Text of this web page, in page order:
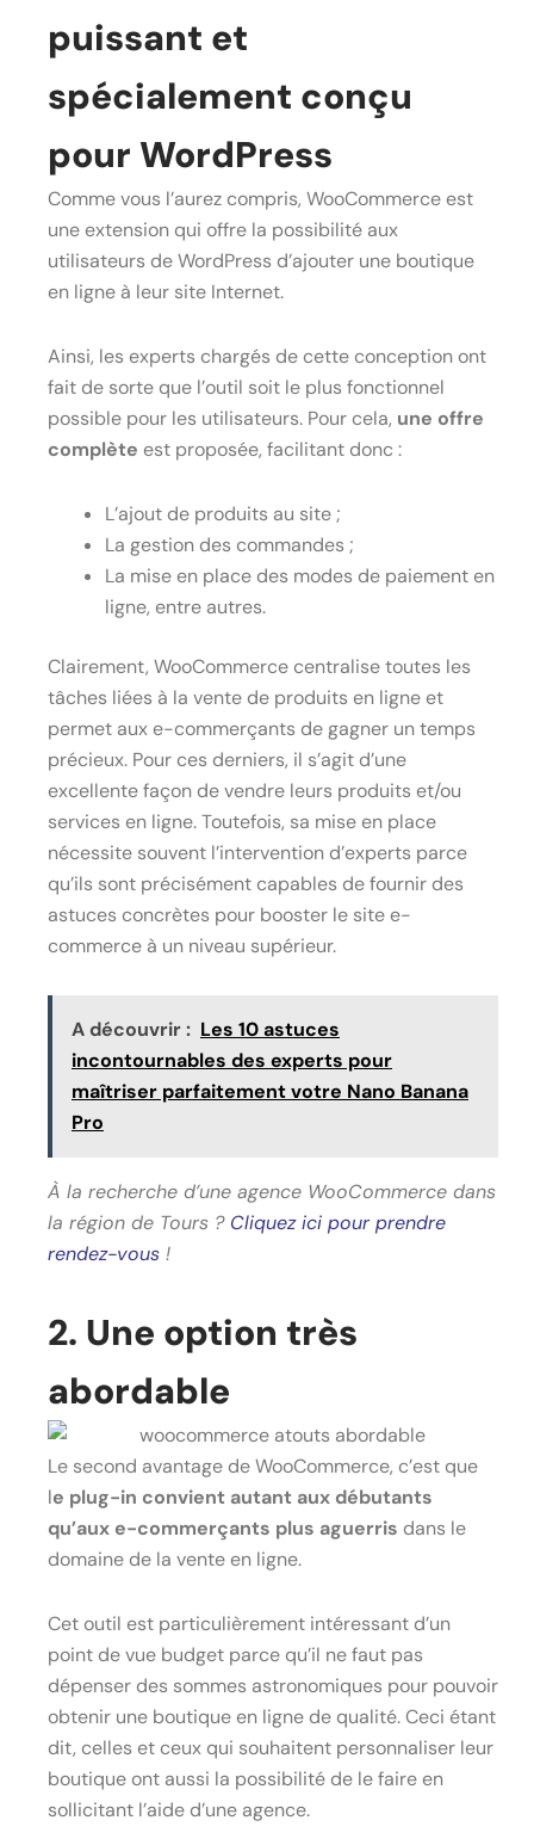
puissant et
spécialement conçu
pour WordPress
Comme vous l’aurez compris, WooCommerce est
une extension qui offre la possibilité aux
utilisateurs de WordPress d’ajouter une boutique
en ligne à leur site Internet.
Ainsi, les experts chargés de cette conception ont
fait de sorte que l’outil soit le plus fonctionnel
possible pour les utilisateurs. Pour cela, une offre
complète est proposée, facilitant donc :
L’ajout de produits au site ;
La gestion des commandes ;
La mise en place des modes de paiement en
ligne, entre autres.
Clairement, WooCommerce centralise toutes les
tâches liées à la vente de produits en ligne et
permet aux e-commerçants de gagner un temps
précieux. Pour ces derniers, il s’agit d’une
excellente façon de vendre leurs produits et/ou
services en ligne. Toutefois, sa mise en place
nécessite souvent l’intervention d’experts parce
qu’ils sont précisément capables de fournir des
astuces concrètes pour booster le site e-
commerce à un niveau supérieur.
A découvrir : Les 10 astuces
incontournables des experts pour
maîtriser parfaitement votre Nano Banana
Pro
À la recherche d’une agence WooCommerce dans
la région de Tours ? Cliquez ici pour prendre
rendez-vous !
2. Une option très
abordable
Le second avantage de WooCommerce, c’est que
le plug-in convient autant aux débutants
qu’aux e-commerçants plus aguerris dans le
domaine de la vente en ligne.
Cet outil est particulièrement intéressant d’un
point de vue budget parce qu’il ne faut pas
dépenser des sommes astronomiques pour pouvoir
obtenir une boutique en ligne de qualité. Ceci étant
dit, celles et ceux qui souhaitent personnaliser leur
boutique ont aussi la possibilité de le faire en
sollicitant l’aide d’une agence.